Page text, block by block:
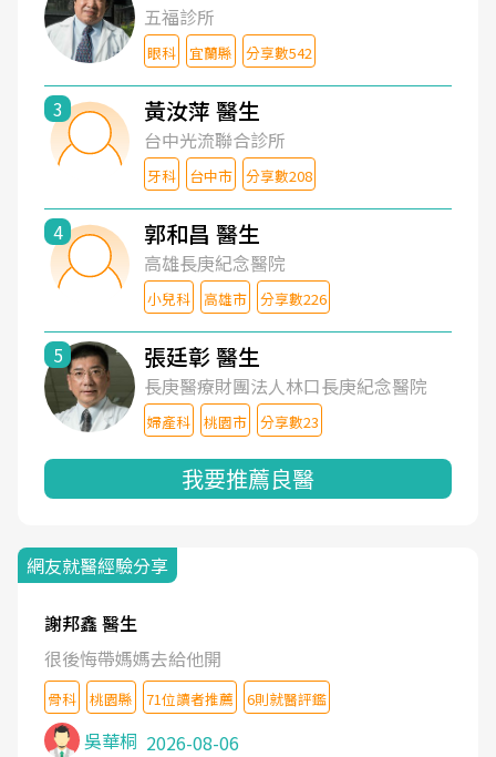
五福診所
眼科 宜蘭縣 分享數542
3 黃汝萍 醫生
台中光流聯合診所
牙科 台中市 分享數208
4 郭和昌 醫生
高雄長庚紀念醫院
小兒科 高雄市 分享數226
5 張廷彰 醫生
長庚醫療財團法人林口長庚紀念醫院
婦產科 桃園市 分享數23
我要推薦良醫
網友就醫經驗分享
謝邦鑫 醫生
很後悔帶媽媽去給他開
骨科 桃園縣 71位讀者推薦 6則就醫評鑑
吳華桐 2026-08-06